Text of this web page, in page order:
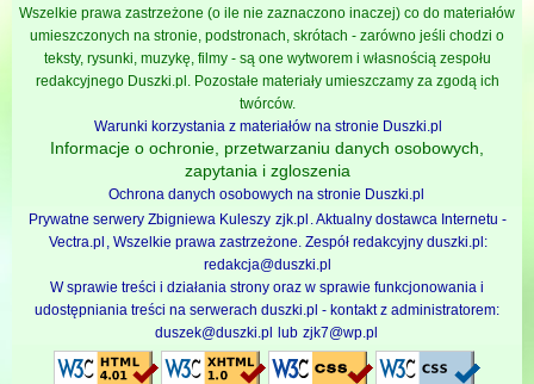
Wszelkie prawa zastrzeżone (o ile nie zaznaczono inaczej) co do materiałów
umieszczonych na stronie, podstronach, skrótach - zarówno jeśli chodzi o
teksty, rysunki, muzykę, filmy - są one wytworem i własnością zespołu
redakcyjnego Duszki.pl. Pozostałe materiały umieszczamy za zgodą ich
twórców.
Warunki korzystania z materiałów na stronie Duszki.pl
Informacje o ochronie, przetwarzaniu danych osobowych,
zapytania i zgloszenia
Ochrona danych osobowych na stronie Duszki.pl
Prywatne serwery Zbigniewa Kuleszy zjk.pl . Aktualny dostawca Internetu -
Vectra.pl , Wszelkie prawa zastrzeżone. Zespół redakcyjny duszki.pl:
redakcja@duszki.pl
W sprawie treści i działania strony oraz w sprawie funkcjonowania i
udostępniania treści na serwerach duszki.pl - kontakt z administratorem:
duszek@duszki.pl lub zjk7@wp.pl